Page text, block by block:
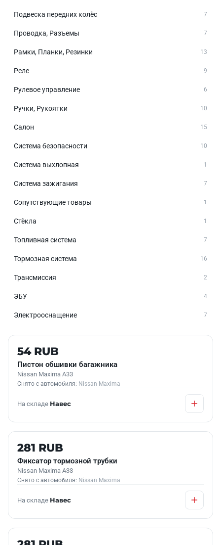
Подвеска передних колёс 7
Проводка, Разъемы 7
Рамки, Планки, Резинки 13
Реле 9
Рулевое управление 6
Ручки, Рукоятки 10
Салон 15
Система безопасности 10
Система выхлопная 1
Система зажигания 7
Сопутствующие товары 1
Стёкла 1
Топливная система 7
Тормозная система 16
Трансмиссия 2
ЭБУ 4
Электрооснащение 7
Б/У В НАЛИЧИИ
54 RUB
Пистон обшивки багажника
Nissan Maxima A33
Снято с автомобиля: Nissan Maxima
На складе Навес
Б/У В НАЛИЧИИ
281 RUB
Фиксатор тормозной трубки
Nissan Maxima A33
Снято с автомобиля: Nissan Maxima
На складе Навес
Б/У В НАЛИЧИИ